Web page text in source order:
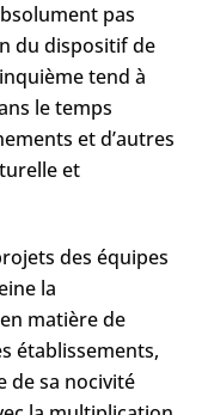
pas
du dispositif de
tend à
le temps
et d’autres
et
des équipes
la
matière de
établissements,
de sa nocivité